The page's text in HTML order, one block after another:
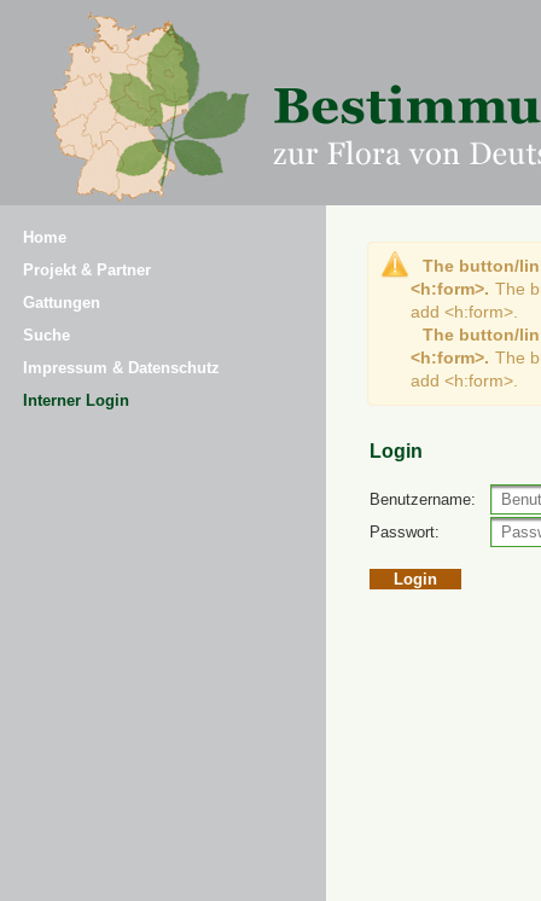
Home
Projekt & Partner
Gattungen
Suche
Impressum & Datenschutz
Interner Login
The button/
<h:form>. The
add <h:form>.
The button/
<h:form>. The
add <h:form>.
Login
Benutzername:
Passwort: